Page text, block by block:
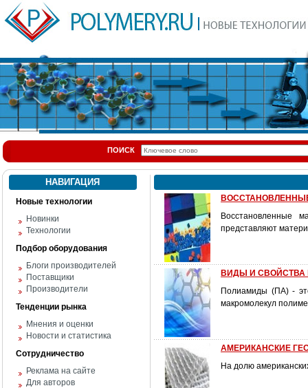
ПОИСК
НАВИГАЦИЯ
Новые технологии
Новинки
Технологии
Подбор оборудования
Блоги производителей
Поставщики
Производители
Тенденции рынка
Мнения и оценки
Новости и статистика
Сотрудничество
Реклама на сайте
Для авторов
Восстановленные
представляют
ВИДЫ И
Полиамиды (ПА) -
макромолекул
АМЕРИКАНСКИЕ
На долю